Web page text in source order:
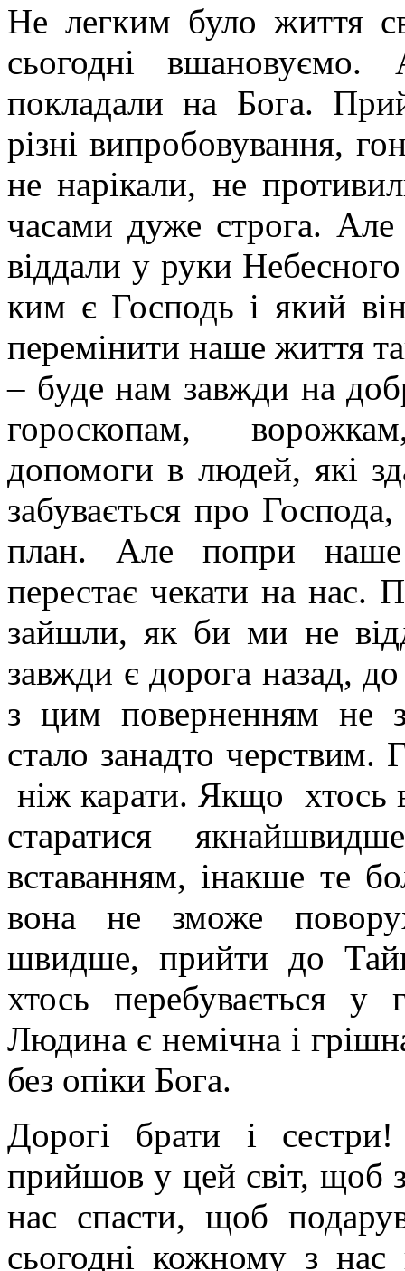
Не легким було життя
сьогодні
покладали на Бога.
різні випробовування,
не нарікали, не
часами дуже строга. Але
віддали у руки
ким є Господь і який
перемінити наше життя
– буде нам завжди на
гороскопам,
допомоги в людей, які
забувається про
план. Але попри наше
перестає чекати на нас.
зайшли, як би ми не
завжди є дорога назад,
з цим поверненням не
стало занадто
ніж карати. Якщо хтось
старатися
вставанням, інакше те
вона не зможе
швидше, прийти до
хтось перебувається у
Людина є немічна і
без опіки Бога.
Дорогі брати і
прийшов у цей світ, щоб
нас спасти, щоб
сьогодні кожному з